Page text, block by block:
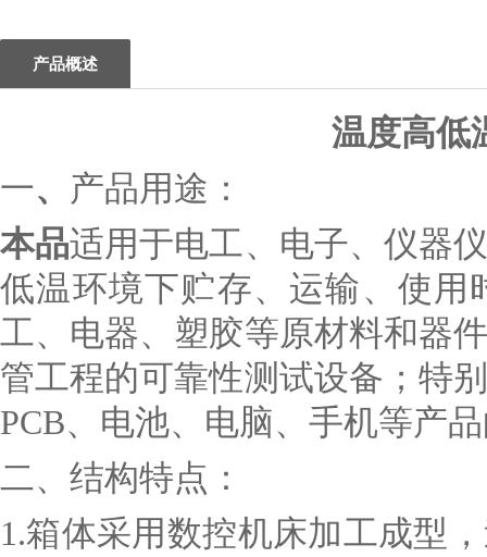
产品概述
温度高低
一、 产品用途：
本品适用于电工、电子、仪器
低温环境下贮存、运输、使
工、电器、塑胶等原材料和器
管工程的可靠性测试设备；特
PCB、电池、电脑、手机等产
二、 结构特点：
1.箱体采用数控机床加工成型